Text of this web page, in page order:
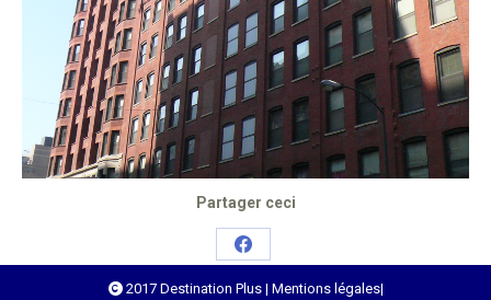
Partager ceci
Share
on
2017 Destination Plus | Mentions légales|